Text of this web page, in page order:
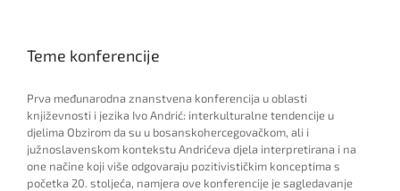
Teme konferencije
Prva međunarodna znanstvena konferencija u oblasti
književnosti i jezika Ivo Andrić: interkulturalne tendencije u
djelima Obzirom da su u bosanskohercegovačkom, ali i
južnoslavenskom kontekstu Andrićeva djela interpretirana i na
one načine koji više odgovaraju pozitivističkim konceptima s
početka 20. stoljeća, namjera ove konferencije je sagledavanje